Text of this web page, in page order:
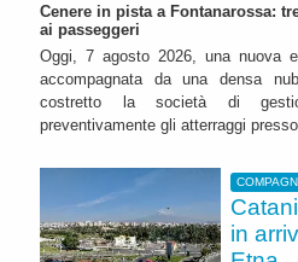
Cenere in pista a Fontanarossa:
ai passeggeri
Oggi, 7 agosto 2026, una nuova
accompagnata da una densa
costretto la società di
preventivamente gli atterraggi
in